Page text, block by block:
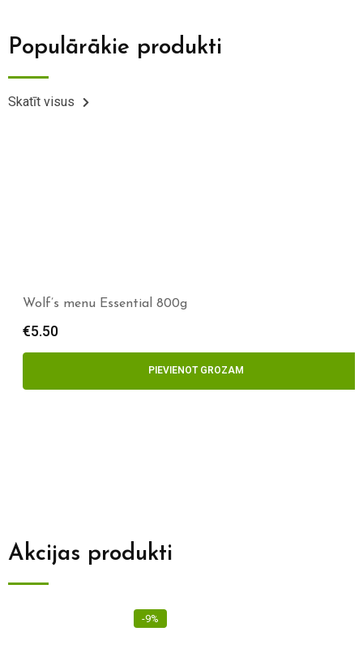
Populārākie produkti
Skatīt visus
Wolf’s menu Essential 800g
5.50
PIEVIENOT GROZAM
Akcijas produkti